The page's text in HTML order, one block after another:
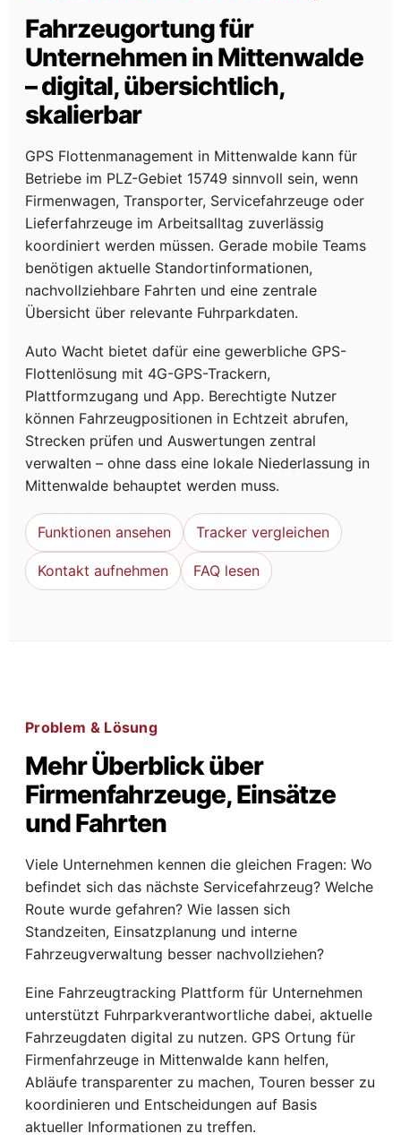
Fahrzeugortung für
Unternehmen in Mittenwalde
– digital, übersichtlich,
skalierbar
GPS Flottenmanagement in Mittenwalde kann für
Betriebe im PLZ-Gebiet 15749 sinnvoll sein, wenn
Firmenwagen, Transporter, Servicefahrzeuge oder
Lieferfahrzeuge im Arbeitsalltag zuverlässig
koordiniert werden müssen. Gerade mobile Teams
benötigen aktuelle Standortinformationen,
nachvollziehbare Fahrten und eine zentrale
Übersicht über relevante Fuhrparkdaten.
Auto Wacht bietet dafür eine gewerbliche GPS-
Flottenlösung mit 4G-GPS-Trackern,
Plattformzugang und App. Berechtigte Nutzer
können Fahrzeugpositionen in Echtzeit abrufen,
Strecken prüfen und Auswertungen zentral
verwalten – ohne dass eine lokale Niederlassung in
Mittenwalde behauptet werden muss.
Funktionen ansehen Tracker vergleichen
Kontakt aufnehmen FAQ lesen
Problem & Lösung
Mehr Überblick über
Firmenfahrzeuge, Einsätze
und Fahrten
Viele Unternehmen kennen die gleichen Fragen: Wo
befindet sich das nächste Servicefahrzeug? Welche
Route wurde gefahren? Wie lassen sich
Standzeiten, Einsatzplanung und interne
Fahrzeugverwaltung besser nachvollziehen?
Eine Fahrzeugtracking Plattform für Unternehmen
unterstützt Fuhrparkverantwortliche dabei, aktuelle
Fahrzeugdaten digital zu nutzen. GPS Ortung für
Firmenfahrzeuge in Mittenwalde kann helfen,
Abläufe transparenter zu machen, Touren besser zu
koordinieren und Entscheidungen auf Basis
aktueller Informationen zu treffen.